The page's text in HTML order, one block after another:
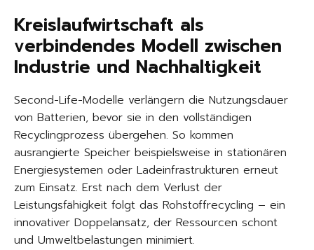
Kreislaufwirtschaft als
verbindendes Modell zwischen
Industrie und Nachhaltigkeit
Second-Life-Modelle verlängern die Nutzungsdauer
von Batterien, bevor sie in den vollständigen
Recyclingprozess übergehen. So kommen
ausrangierte Speicher beispielsweise in stationären
Energiesystemen oder Ladeinfrastrukturen erneut
zum Einsatz. Erst nach dem Verlust der
Leistungsfähigkeit folgt das Rohstoffrecycling – ein
innovativer Doppelansatz, der Ressourcen schont
und Umweltbelastungen minimiert.